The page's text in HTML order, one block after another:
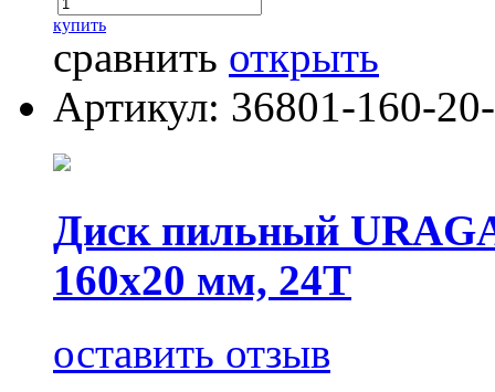
купить
сравнить открыть
Артикул: 36801-160-
Диск пильный
160х20 мм, 24Т
оставить отзыв